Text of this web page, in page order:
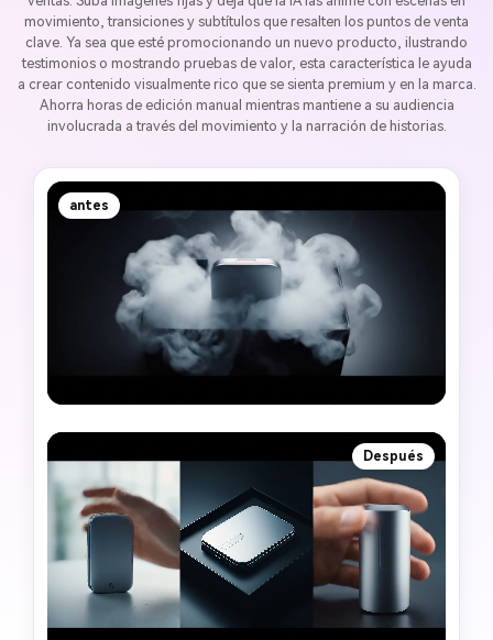
movimiento, transiciones y subtítulos que resalten los puntos de venta
clave. Ya sea que esté promocionando un nuevo producto, ilustrando
testimonios o mostrando pruebas de valor, esta característica le ayuda
a crear contenido visualmente rico que se sienta premium y en la marca.
Ahorra horas de edición manual mientras mantiene a su audiencia
involucrada a través del movimiento y la narración de historias.
antes
Después